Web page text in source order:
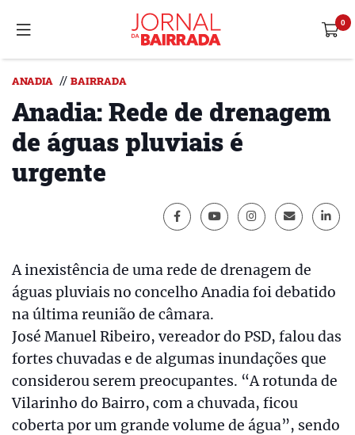
ANADIA // BAIRRADA
Anadia: Rede de drenagem
de águas pluviais é
urgente
A inexistência de uma rede de drenagem de
águas pluviais no concelho Anadia foi debatido
na última reunião de câmara.
José Manuel Ribeiro, vereador do PSD, falou das
fortes chuvadas e de algumas inundações que
considerou serem preocupantes. “A rotunda de
Vilarinho do Bairro, com a chuvada, ficou
coberta por um grande volume de água”, sendo